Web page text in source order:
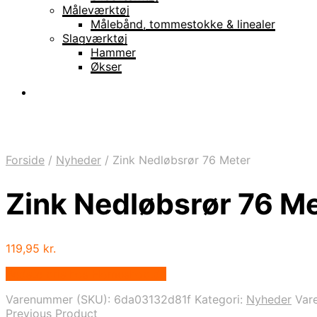
Måleværktøj
Målebånd, tommestokke & linealer
Slagværktøj
Hammer
Økser
Forside / Nyheder / Zink Nedløbsrør 76 Meter
Zink Nedløbsrør 76
119,95 kr.
Varenummer (SKU): 6da03132d81f Kategori: Nyheder
Previous Product